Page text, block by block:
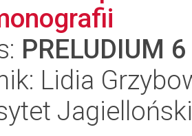
PRELUDIUM 6
Lidia